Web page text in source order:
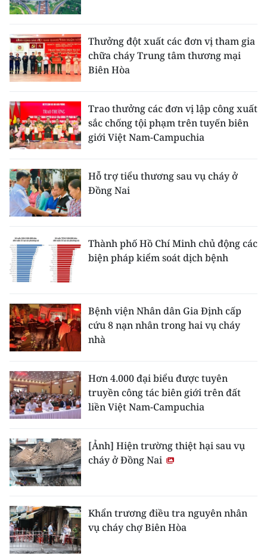
Thưởng đột xuất các đơn vị tham gia
chữa cháy Trung tâm thương mại
Biên Hòa
Trao thưởng các đơn vị lập công xuất
sắc chống tội phạm trên tuyến biên
giới Việt Nam-Campuchia
Hỗ trợ tiểu thương sau vụ cháy ở
Đồng Nai
Thành phố Hồ Chí Minh chủ động các
biện pháp kiểm soát dịch bệnh
Bệnh viện Nhân dân Gia Định cấp
cứu 8 nạn nhân trong hai vụ cháy
nhà
Hơn 4.000 đại biểu được tuyên
truyền công tác biên giới trên đất
liền Việt Nam-Campuchia
[Ảnh] Hiện trường thiệt hại sau vụ
cháy ở Đồng Nai
Khẩn trương điều tra nguyên nhân
vụ cháy chợ Biên Hòa